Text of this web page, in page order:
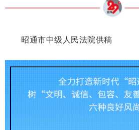
昭通市中级人民法院供稿